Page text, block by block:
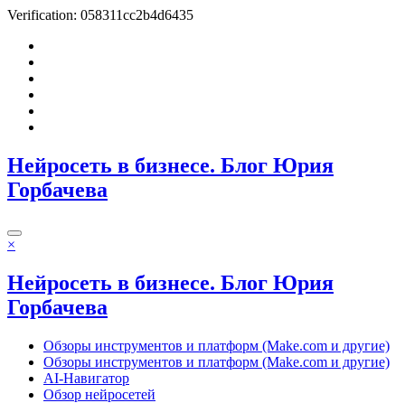
Verification: 058311cc2b4d6435
Перейти
содержимому
Нейросеть в бизнесе. Блог Юрия
Горбачева
×
Нейросеть в бизнесе. Блог Юрия
Горбачева
Обзоры инструментов и платформ (Make.com и другие)
Обзоры инструментов и платформ (Make.com и другие)
AI-Навигатор
Обзор нейросетей